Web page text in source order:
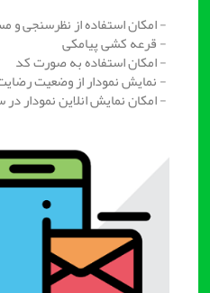
- امکان استفاده از نظرسنجی و
- قرعه کشی پیامکی
- امکان استفاده به صورت کد
- نمایش نمودار از وضعیت
- امکان نمایش انلاین نمودار در